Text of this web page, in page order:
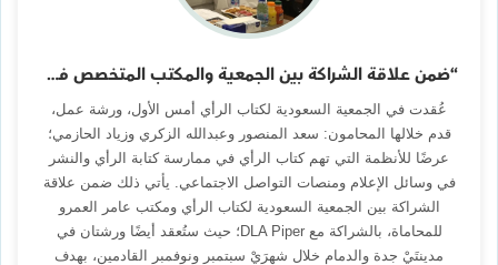
“ضمن علاقة الشراكة بين الجمعية والمكتب المتخصص في المحاماة “رأي” و”عامر العمرو” تعقدان ورشة لعرض أنظمة النشر لكتاب الرأي
عُقدت في الجمعية السعودية لكتاب الرأي أمس الأول، ورشة عمل،
قدم خلالها المحامون: سعد المنصور وعبدالله الزكري وزياد الحازمي؛
عرضًا للأنظمة التي تهم كتاب الرأي في ممارسة كتابة الرأي والنشر
في وسائل الإعلام ومنصات التواصل الاجتماعي. يأتي ذلك ضمن علاقة
الشراكة بين الجمعية السعودية لكتاب الرأي ومكتب عامر العمرو
للمحاماة، بالشراكة مع DLA Piper؛ حيث ستُعقد أيضًا ورشتان في
مدينتَيْ جدة والدمام خلال شهرَيْ سبتمبر ونوفمبر القادمين، بهدف